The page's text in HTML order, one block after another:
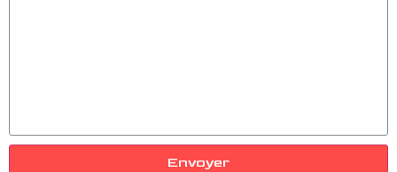
Envoyer